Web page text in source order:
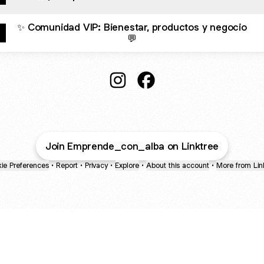
✨ Comunidad VIP: Bienestar, productos y negocio
💬
Join Emprende_con_alba on Linktree
Preferences • Report • Privacy • Explore • About this account • More from